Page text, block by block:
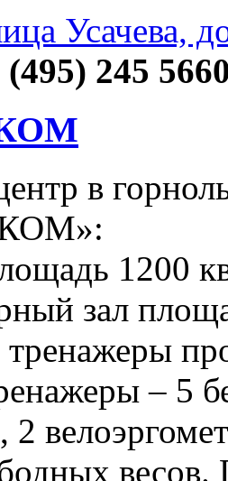
Усачева,
(495) 245
в
1200
зал
– 5
2
весов.